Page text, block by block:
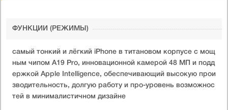
ФУНКЦИИ (РЕЖИМЫ)
самый тонкий и лёгкий iPhone в титановом корпусе с мощ
ным чипом A19 Pro, инновационной камерой 48 МП и подд
ержкой Apple Intelligence, обеспечивающий высокую прои
зводительность, долгую работу и про-уровень возможнос
тей в минималистичном дизайне